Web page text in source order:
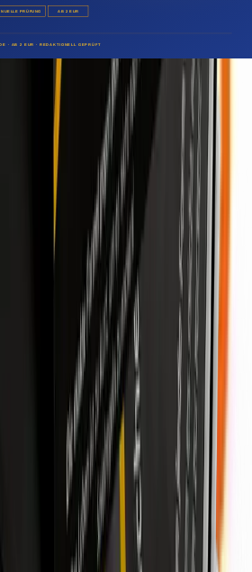
Der historische Rohstoff-
Zeitfenster, das sich jetzt öffnet
von Jürgen Höller:
gerade jetzt ein
braucht